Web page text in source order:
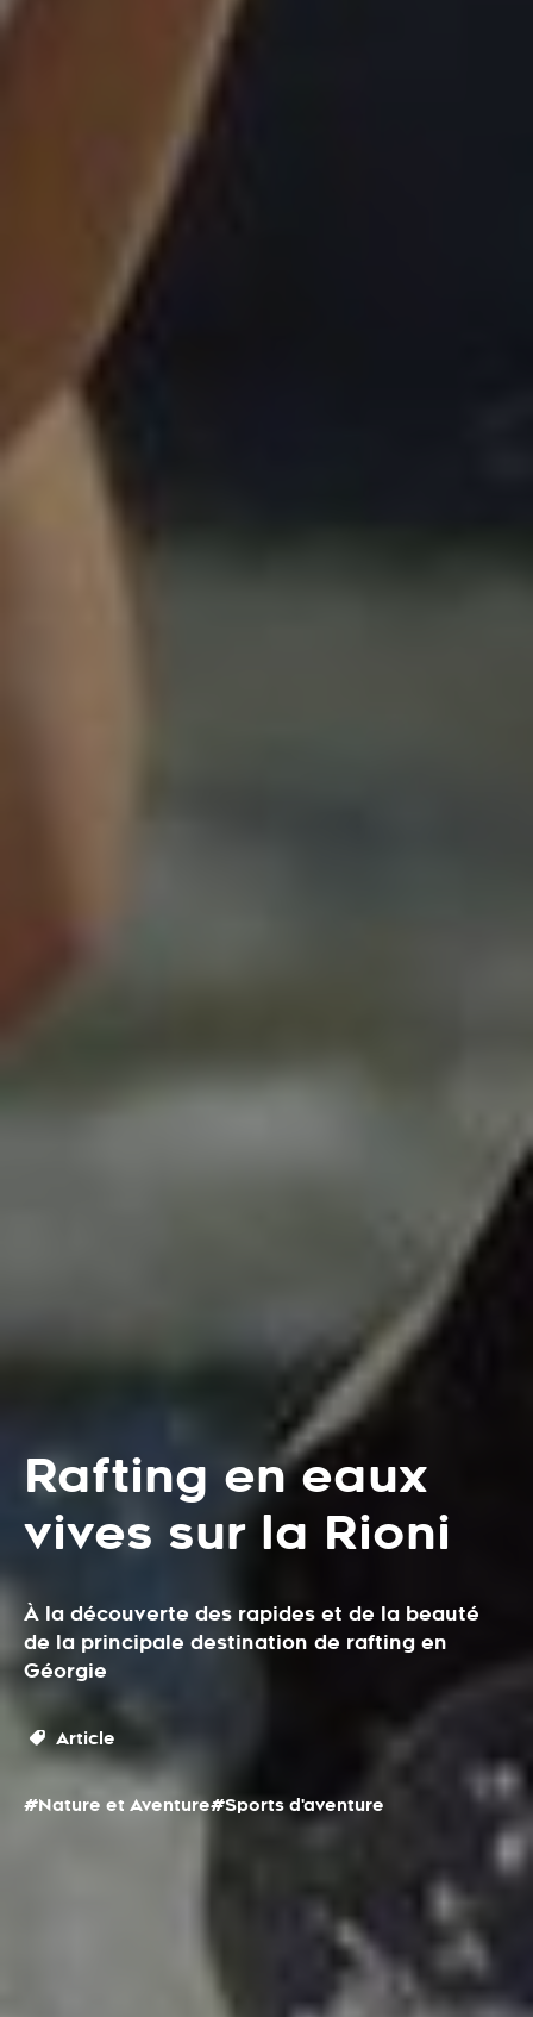
Rafting en eaux
vives sur la Rioni
À la découverte des rapides et de la beauté
de la principale destination de rafting en
Géorgie
Article
#Nature et Aventure#Sports d'aventure